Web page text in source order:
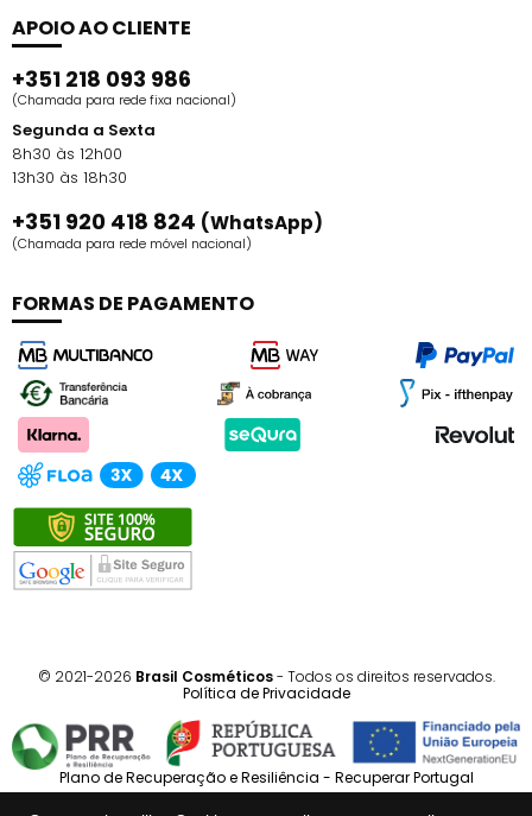
APOIO AO CLIENTE
+351 218 093 986
(Chamada para rede fixa nacional)
Segunda a Sexta
8h30 às 12h00
13h30 às 18h30
+351 920 418 824 (WhatsApp)
(Chamada para rede móvel nacional)
FORMAS DE PAGAMENTO
© 2021-2026 Brasil Cosméticos- Todos os direitos reservados.
Política de Privacidade
Plano de Recuperação e Resiliência - Recuperar Portugal